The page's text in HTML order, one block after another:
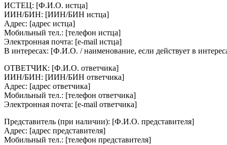
ИСТЕЦ: [Ф.И.О. истца]
ИИН/БИН: [ИИН/БИН истца]
Адрес: [адрес истца]
Мобильный тел.: [телефон истца]
Электронная почта: [e-mail истца]
В интересах: [Ф.И.О. / наименование, если действует в
ОТВЕТЧИК: [Ф.И.О. ответчика]
ИИН/БИН: [ИИН/БИН ответчика]
Адрес: [адрес ответчика]
Мобильный тел.: [телефон ответчика]
Электронная почта: [e-mail ответчика]
Представитель (при наличии): [Ф.И.О. представителя]
Адрес: [адрес представителя]
Мобильный тел.: [телефон представителя]